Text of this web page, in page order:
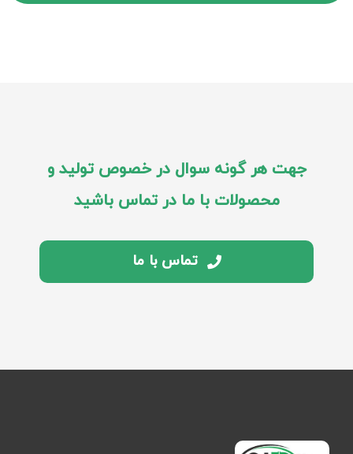
جهت هر گونه سوال در خصوص تولید و
محصولات با ما در تماس باشید
تماس با ما